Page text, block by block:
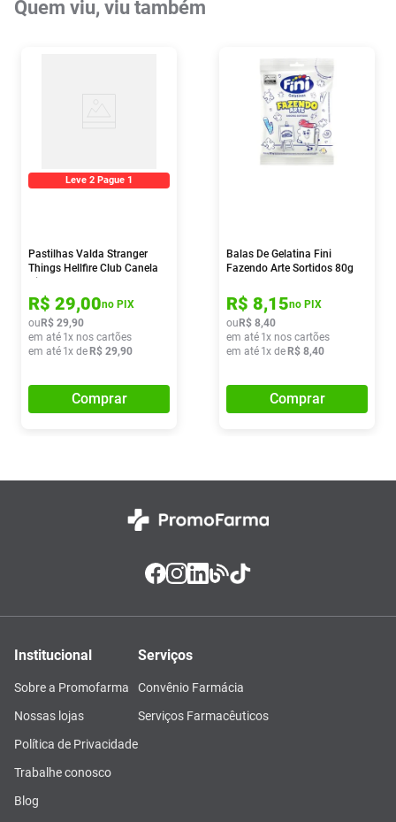
Quem viu, viu também
Leve 2 Pague 1
Pastilhas Valda Stranger
Things Hellfire Club Canela
R$ 29,00no PIX
ou R$ 29,90
em até 1x nos cartões
em até 1x de R$ 29,90
Comprar
Balas De Gelatina Fini
Fazendo Arte Sortidos 80g
R$ 8,15no PIX
ou R$ 8,40
em até 1x nos cartões
em até 1x de R$ 8,40
Comprar
Institucional
Sobre a Promofarma
Nossas lojas
Política de Privacidade
Trabalhe conosco
Blog
Serviços
Convênio Farmácia
Serviços Farmacêuticos